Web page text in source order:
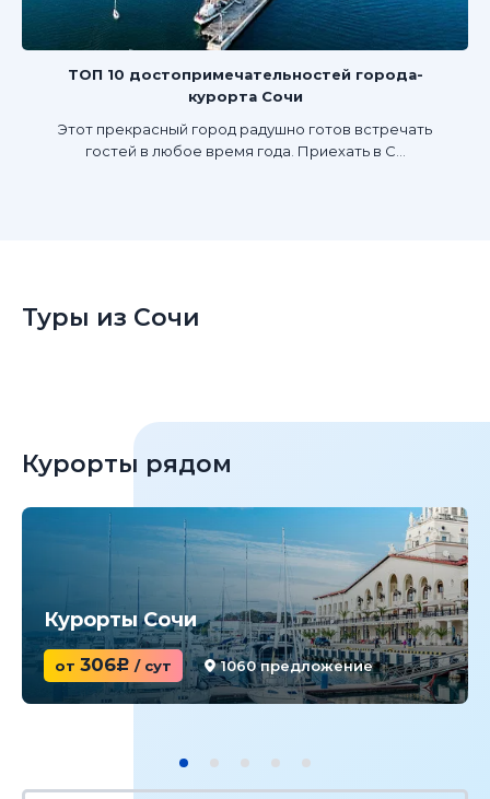
ТОП 10 достопримечательностей города-
курорта Сочи
Этот прекрасный город радушно готов встречать
гостей в любое время года. Приехать в С...
Туры из Сочи
Курорты рядом
Курорты Сочи
от 306c / сут 1060 предложение